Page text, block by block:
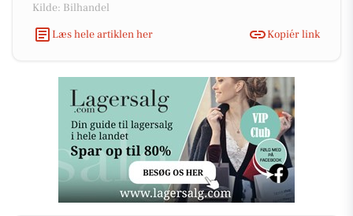
Kilde: Bilhandel
Læs hele artiklen her
Kopiér link